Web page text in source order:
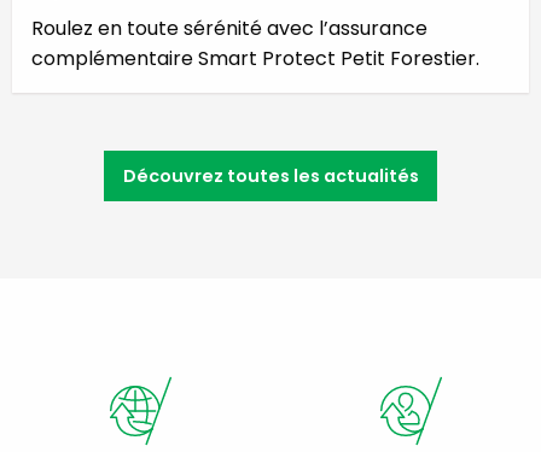
Roulez en toute sérénité avec l’assurance
complémentaire Smart Protect Petit Forestier.
Découvrez toutes les actualités